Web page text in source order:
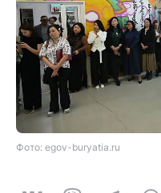
Фото: egov-buryatia.ru